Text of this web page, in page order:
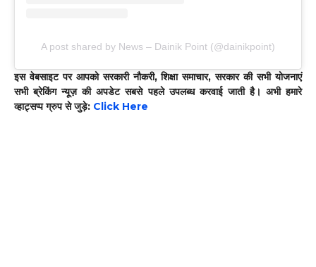
A post shared by News – Dainik Point (@dainikpoint)
इस वेबसाइट पर आपको सरकारी नौकरी, शिक्षा समाचार, सरकार की सभी योजनाएं
सभी ब्रेकिंग न्यूज़ की अपडेट सबसे पहले उपलब्ध करवाई जाती है। अभी हमारे
व्हाट्सप्प ग्रुप से जुड़े: Click Here